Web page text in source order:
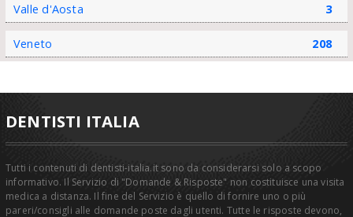
Valle d'Aosta 3
Veneto 208
DENTISTI ITALIA
Tutti i contenuti di dentisti-italia.it sono da considerarsi solo a scopo
informativo. Il Servizio di "Domande & Risposte" non costituisce una visita
medica a distanza. Il fine del Servizio è quello di fornire uno o più
pareri/consigli alle domande poste dagli utenti. Tutte le risposte devono,